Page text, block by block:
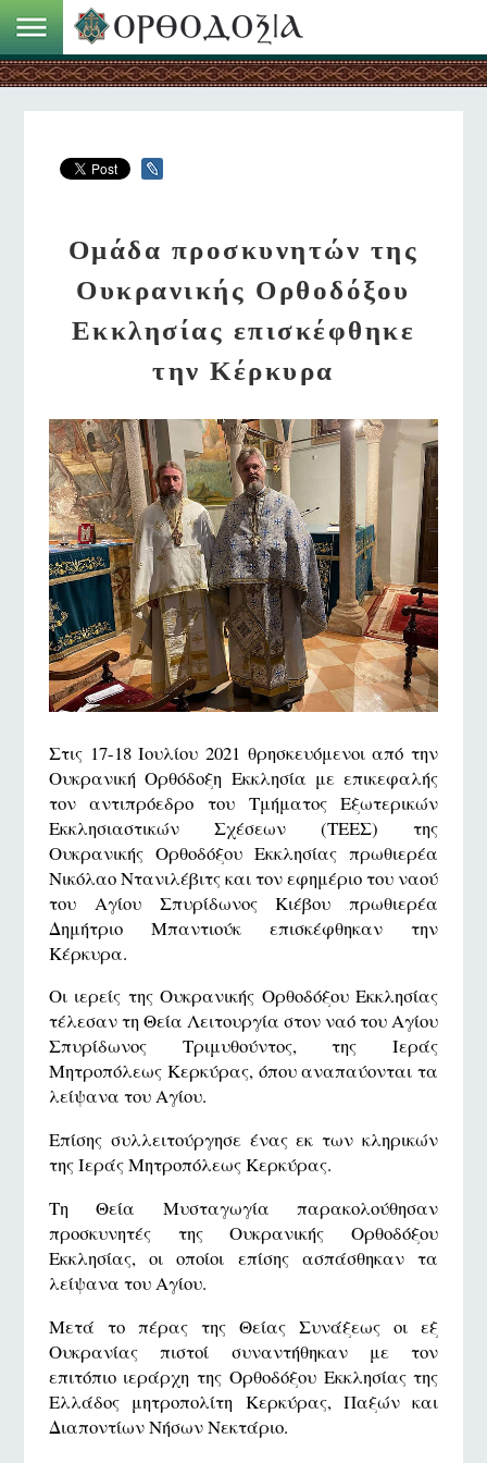
Ομάδα προσκυνητών της
Ουκρανικής Ορθοδόξου
Εκκλησίας επισκέφθηκε
την Κέρκυρα
Στις 17-18 Ιουλίου 2021 θρησκευόμενοι από την
Ουκρανική Ορθόδοξη Εκκλησία με επικεφαλής
τον αντιπρόεδρο του Τμήματος Εξωτερικών
Εκκλησιαστικών Σχέσεων (ΤΕΕΣ) της
Ουκρανικής Ορθοδόξου Εκκλησίας πρωθιερέα
Νικόλαο Ντανιλέβιτς και τον εφημέριο του ναού
του Αγίου Σπυρίδωνος Κιέβου πρωθιερέα
Δημήτριο Μπαντιούκ επισκέφθηκαν την
Κέρκυρα.
Οι ιερείς της Ουκρανικής Ορθοδόξου Εκκλησίας
τέλεσαν τη Θεία Λειτουργία στον ναό του Αγίου
Σπυρίδωνος Τριμυθούντος, της Ιεράς
Μητροπόλεως Κερκύρας, όπου αναπαύονται τα
λείψανα του Αγίου.
Επίσης συλλειτούργησε ένας εκ των κληρικών
της Ιεράς Μητροπόλεως Κερκύρας.
Τη Θεία Μυσταγωγία παρακολούθησαν
προσκυνητές της Ουκρανικής Ορθοδόξου
Εκκλησίας, οι οποίοι επίσης ασπάσθηκαν τα
λείψανα του Αγίου.
Μετά το πέρας της Θείας Συνάξεως οι εξ
Ουκρανίας πιστοί συναντήθηκαν με τον
επιτόπιο ιεράρχη της Ορθοδόξου Εκκλησίας της
Ελλάδος μητροπολίτη Κερκύρας, Παξών και
Διαποντίων Νήσων Νεκτάριο.